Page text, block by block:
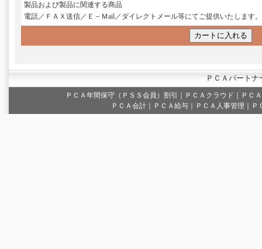
製品および製品に関連する商品
電話／ＦＡＸ送信／Ｅ－Ｍail／ダイレクトメール等にてご提供いたします。
ＰＣＡパート
ＰＣＡ年間保守（ＰＳＳ会員）割引 ＰＣＡクラウド
ＰＣ
ＰＣＡ会計｜ＰＣＡ給与｜ＰＣＡ人事管理｜